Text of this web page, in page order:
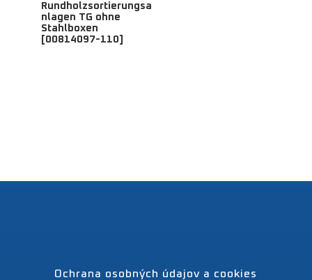
Rundholzsortierungsa
nlagen TG ohne
Stahlboxen
[00814097-110]
Ochrana osobných údajov a cookies